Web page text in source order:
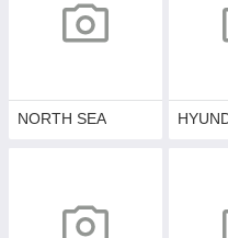
NORTH SEA